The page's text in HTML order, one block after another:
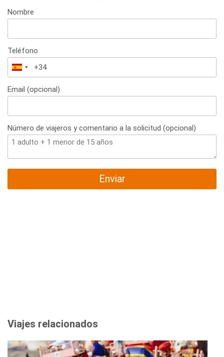
Nombre
Teléfono
España
+34
Email (opcional)
Número de viajeros y comentario a la solicitud (opcional)
Enviar
Viajes relacionados